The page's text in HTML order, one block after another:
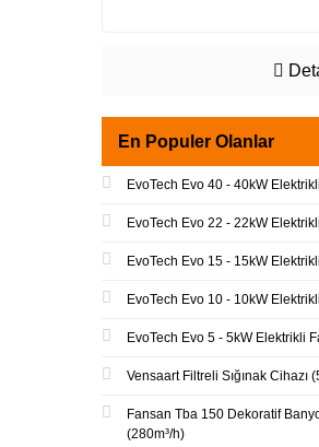
En Populer Olanlar
EvoTech Evo 40 - 40kW Elektrikli
EvoTech Evo 22 - 22kW Elektrikli
EvoTech Evo 15 - 15kW Elektrikli
EvoTech Evo 10 - 10kW Elektrikli
EvoTech Evo 5 - 5kW Elektrikli
Vensaart Filtreli Sığınak Cihazı
Fansan Tba 150 Dekoratif
(280m³/h)